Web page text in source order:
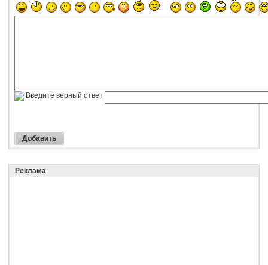
Введите верный ответ
Реклама